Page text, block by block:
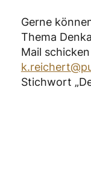
Gerne
Thema
Mail
Stichwort